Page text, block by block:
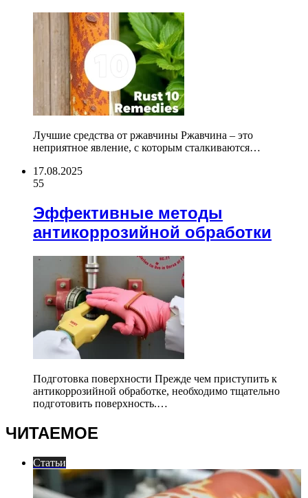
Лучшие средства от ржавчины Ржавчина – это
неприятное явление, с которым сталкиваются…
17.08.2025
55
Эффективные методы
антикоррозийной обработки
Подготовка поверхности Прежде чем приступить к
антикоррозийной обработке, необходимо тщательно
подготовить поверхность.…
ЧИТАЕМОЕ
Статьи